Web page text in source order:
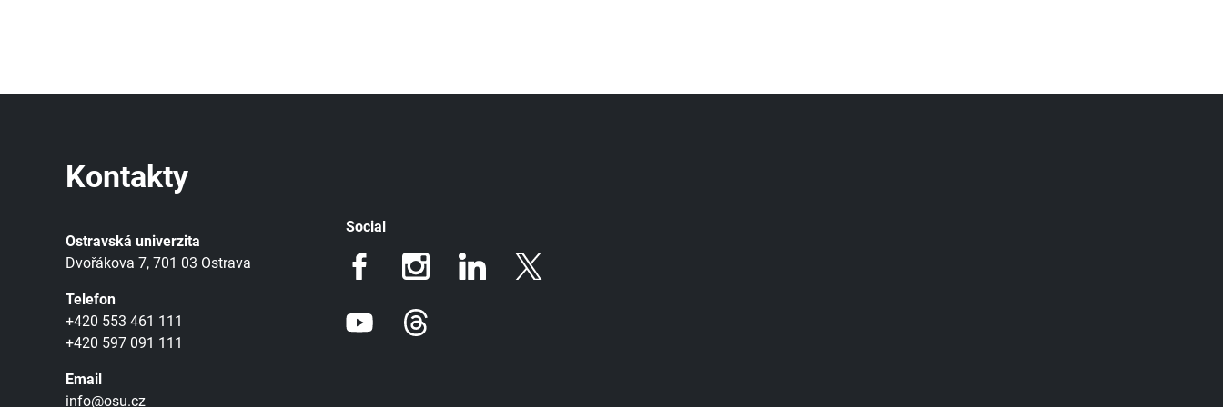
Kontakty
Ostravská univerzita
Dvořákova 7, 701 03 Ostrava
Telefon
+420 553 461 111
+420 597 091 111
Email
info@osu.cz
Social